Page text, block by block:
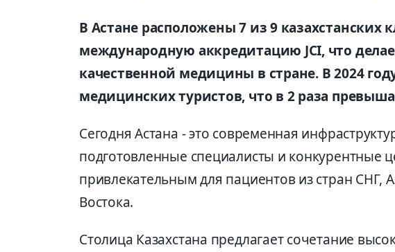
В Астане расположены 7 из 9
международную аккредитацию JCI, что
качественной медицины в стране. В 2024
медицинских туристов, что в 2 раза
Сегодня Астана - это современная
подготовленные специалисты и конкурентные
привлекательным для пациентов из стран СНГ,
Востока.
Столица Казахстана предлагает сочетание